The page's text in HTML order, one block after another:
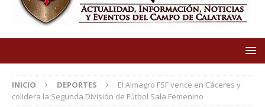
INICIO DEPORTES
El Almagro FSF vence en Cáceres y
colidera la Segunda División de Fútbol Sala Femenino